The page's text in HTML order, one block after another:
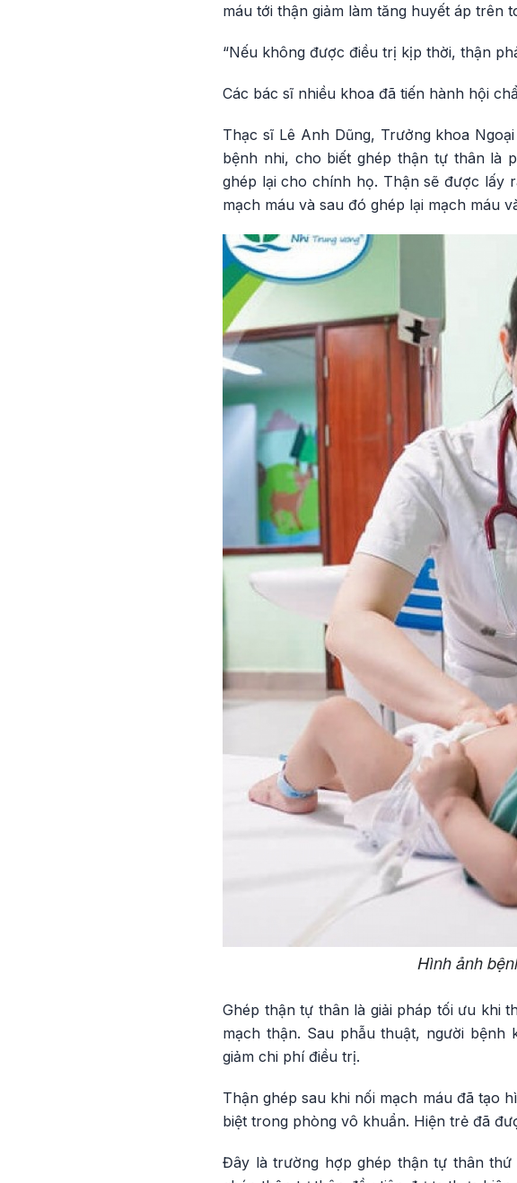
máu tới thận giảm làm tăng huyết áp trên
“Nếu không được điều trị kịp thời, thận
Các bác sĩ nhiều khoa đã tiến hành hội
Thạc sĩ Lê Anh Dũng, Trưởng khoa
bệnh nhi, cho biết ghép thận tự thân là
ghép lại cho chính họ. Thận sẽ được lấy
mạch máu và sau đó ghép lại mạch máu
Hình ảnh
Ghép thận tự thân là giải pháp tối ưu khi
mạch thận. Sau phẫu thuật, người
giảm chi phí điều trị.
Thận ghép sau khi nối mạch máu đã tạo
biệt trong phòng vô khuẩn. Hiện trẻ đã
Đây là trường hợp ghép thận tự thân thứ